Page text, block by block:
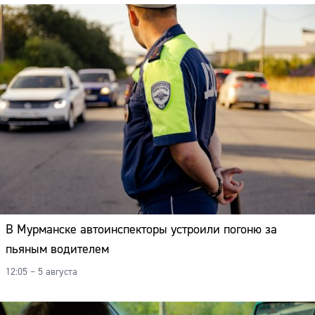
В Мурманске автоинспекторы устроили погоню за
пьяным водителем
12:05 – 5 августа